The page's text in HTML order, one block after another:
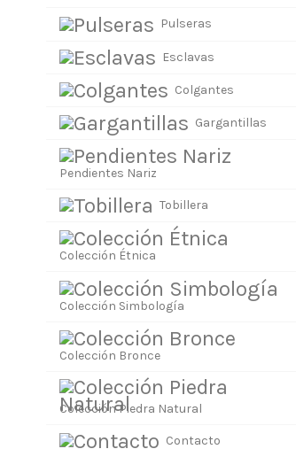
Pulseras
Esclavas
Colgantes
Gargantillas
Pendientes Nariz
Tobillera
Colección Étnica
Colección Simbología
Colección Bronce
Colección Piedra Natural
Contacto